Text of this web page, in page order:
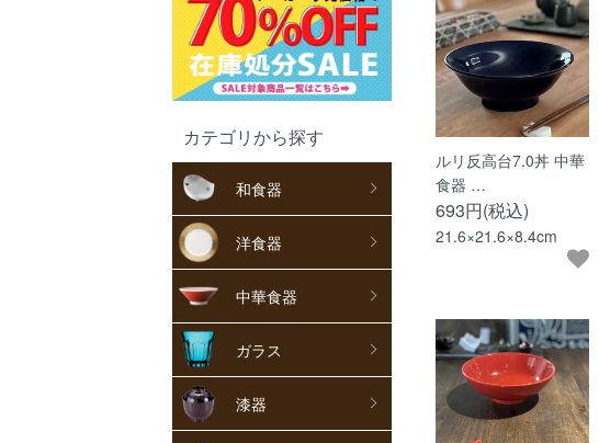
カテゴリから探す
和食器
洋食器
中華食器
ガラス
漆器
ルリ反高台7.0丼 中華
食器 …
693円(税込)
21.6×21.6×8.4cm